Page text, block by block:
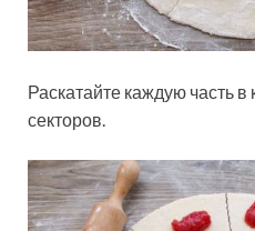
Раскатайте каждую часть в
секторов.